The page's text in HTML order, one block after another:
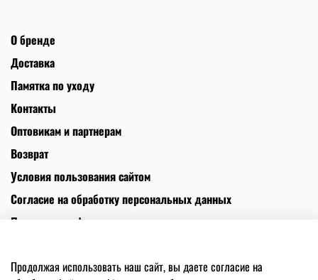
О бренде
Доставка
Памятка по уходу
Контакты
Оптовикам и партнерам
Возврат
Условия пользования сайтом
Согласие на обработку персональных данных
Политика конфиденциальности
Телефон +7(925)545-30-60. Адрес: Москва, Киевская 2, 3 этаж ИП
Продолжая использовать наш сайт, вы даете согласие на